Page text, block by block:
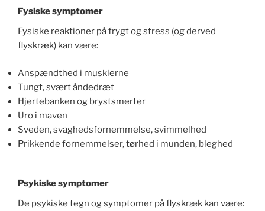
Fysiske symptomer
Fysiske reaktioner på frygt og stress (og derved
flyskræk) kan være:
Anspændthed i musklerne
Tungt, svært åndedræt
Hjertebanken og brystsmerter
Uro i maven
Sveden, svaghedsfornemmelse, svimmelhed
Prikkende fornemmelser, tørhed i munden, bleghed
Psykiske symptomer
De psykiske tegn og symptomer på flyskræk kan være: